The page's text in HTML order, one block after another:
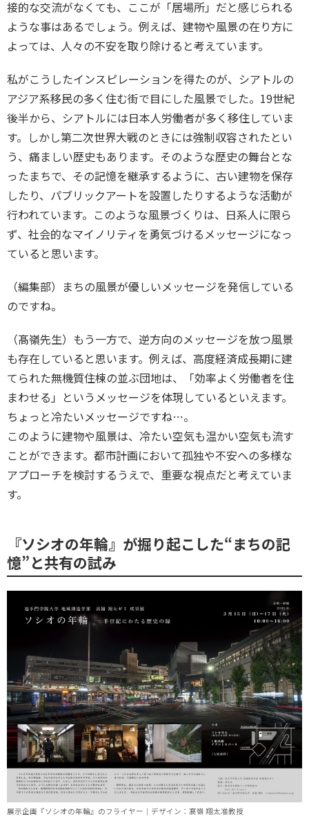
接的な交流がなくても、ここが「居場所」だと感じられる
ような事はあるでしょう。例えば、建物や風景の在り方に
よっては、人々の不安を取り除けると考えています。
私がこうしたインスピレーションを得たのが、シアトルの
アジア系移民の多く住む街で目にした風景でした。19世紀
後半から、シアトルには日本人労働者が多く移住していま
す。しかし第二次世界大戦のときには強制収容されたとい
う、痛ましい歴史もあります。そのような歴史の舞台とな
ったまちで、その記憶を継承するように、古い建物を保存
したり、パブリックアートを設置したりするような活動が
行われています。このような風景づくりは、日系人に限ら
ず、社会的なマイノリティを勇気づけるメッセージになっ
ていると思います。
（編集部）まちの風景が優しいメッセージを発信している
のですね。
（髙嶺先生）もう一方で、逆方向のメッセージを放つ風景
も存在していると思います。例えば、高度経済成長期に建
てられた無機質住棟の並ぶ団地は、「効率よく労働者を住
まわせる」というメッセージを体現しているといえます。
ちょっと冷たいメッセージですね…。
このように建物や風景は、冷たい空気も温かい空気も流す
ことができます。都市計画において孤独や不安への多様な
アプローチを検討するうえで、重要な視点だと考えていま
す。
『ソシオの年輪』が掘り起こした“まちの記
憶”と共有の試み
展示企画『ソシオの年輪』のフライヤー｜デザイン：髙嶺 翔太准教授